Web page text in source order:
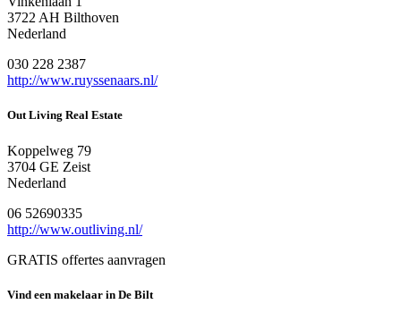
3722 AH Bilthoven
Nederland
030 228 2387
http://www.ruyssenaars.nl/
Out Living Real Estate
Koppelweg 79
3704 GE Zeist
Nederland
06 52690335
http://www.outliving.nl/
GRATIS offertes aanvragen
Vind een makelaar in De Bilt